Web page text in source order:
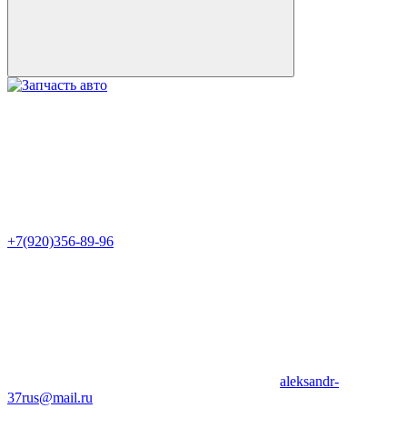
+7(920)356-89-96
aleksandr-
37rus@mail.ru